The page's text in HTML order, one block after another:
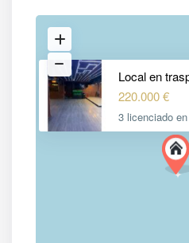
Local en
220.000 €
3 licenciado